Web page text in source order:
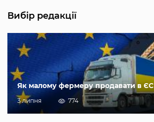
Вибір редакції
Як малому фермеру продавати в ЄС
3 липня 774